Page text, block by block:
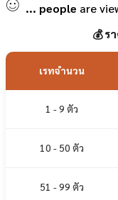
... people are
💰 ร
เรทจำนวน
1 - 9 ตัว
10 - 50 ตัว
51 - 99 ตัว